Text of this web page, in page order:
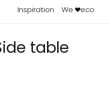
Inspiration We eco
table